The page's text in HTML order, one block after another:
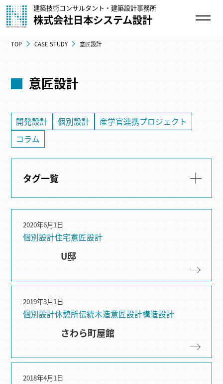
建築技術コンサルタント・建築設計事務所
株式会社日本システム設計
TOP CASE STUDY 意匠設計
意匠設計
開発設計 個別設計
産学官連携プロジェクト
コラム
タグ一覧
個別設計住宅意匠設計
2020年6月1日
U邸
個別設計休憩所伝統木造意匠設計構造設計
2019年3月1日
さわら町屋館
2018年4月1日